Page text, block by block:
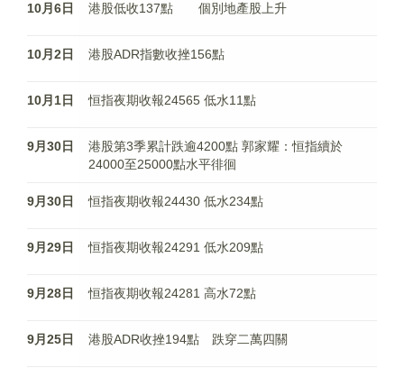
10月6日 港股低收137點 個別地產股上升
10月2日 港股ADR指數收挫156點
10月1日 恒指夜期收報24565 低水11點
9月30日
港股第3季累計跌逾4200點 郭家耀：恒指續於
24000至25000點水平徘徊
9月30日 恒指夜期收報24430 低水234點
9月29日 恒指夜期收報24291 低水209點
9月28日 恒指夜期收報24281 高水72點
9月25日 港股ADR收挫194點 跌穿二萬四關